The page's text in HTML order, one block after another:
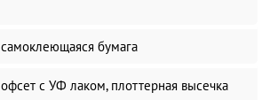
самоклеющаяся бумага
офсет с УФ лаком, плоттерная высечка